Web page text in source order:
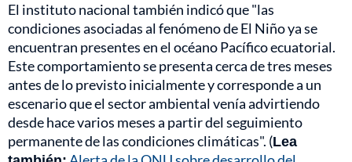
El instituto nacional también indicó que "las
condiciones asociadas al fenómeno de El Niño ya se
encuentran presentes en el océano Pacífico ecuatorial.
Este comportamiento se presenta cerca de tres meses
antes de lo previsto inicialmente y corresponde a un
escenario que el sector ambiental venía advirtiendo
desde hace varios meses a partir del seguimiento
permanente de las condiciones climáticas". (Lea